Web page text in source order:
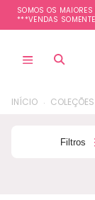
SOMOS OS
***VENDAS
INÍCIO . COLEÇÕES
Filtros